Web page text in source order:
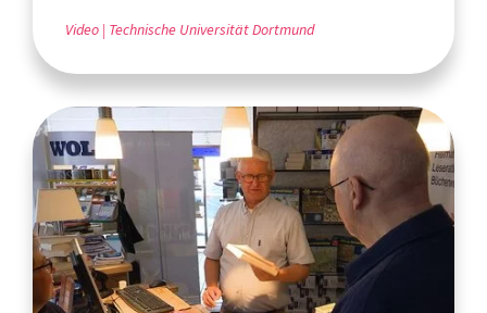
Video Technische Universität Dortmund